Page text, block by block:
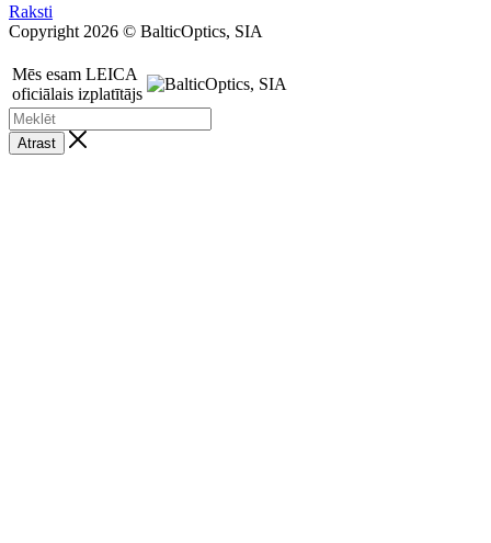
Raksti
Copyright 2026 © BalticOptics, SIA
Mēs esam LEICA
oficiālais izplatītājs
Atrast